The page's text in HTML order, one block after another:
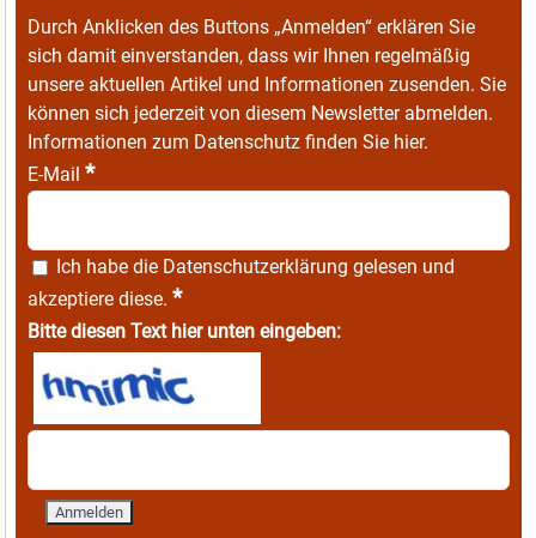
Durch Anklicken des Buttons „Anmelden“ erklären Sie
sich damit einverstanden, dass wir Ihnen regelmäßig
unsere aktuellen Artikel und Informationen zusenden. Sie
können sich jederzeit von diesem Newsletter abmelden.
Informationen zum Datenschutz finden Sie hier.
E-Mail *
Ich habe die Datenschutzerklärung gelesen und
akzeptiere diese. *
Bitte diesen Text hier unten eingeben: